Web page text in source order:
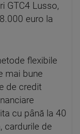
GTC4 Lusso,
euro la
flexibile
mai bune
de credit
cu până la 40
cardurile de